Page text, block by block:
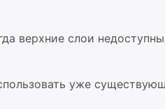
верхние слои
уже